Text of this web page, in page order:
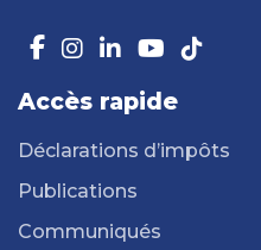
Accès rapide
Déclarations d’impôts
Publications
Communiqués